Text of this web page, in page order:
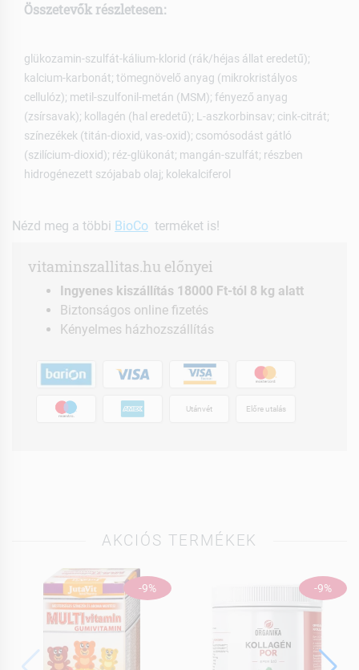
Összetevők részletesen:
glükozamin-szulfát-kálium-klorid (rák/héjas állat eredetű);
kalcium-karbonát; tömegnövelő anyag (mikrokristályos
cellulóz); metil-szulfonil-metán (MSM); fényező anyag
(zsírsavak); kollagén (hal eredetű); L-aszkorbinsav; cink-citrát;
színezékek (titán-dioxid, vas-oxid); csomósodást gátló
(szilícium-dioxid); réz-glükonát; mangán-szulfát; részben
hidrogénezett szójabab olaj; kolekalciferol
Nézd meg a többi BioCo terméket is!
vitaminszallitas.hu előnyei
Ingyenes kiszállítás 18000 Ft-tól 8 kg alatt
Biztonságos online fizetés
Kényelmes házhozszállítás
Utánvét Előre utalás
AKCIÓS TERMÉKEK
-9% -9%